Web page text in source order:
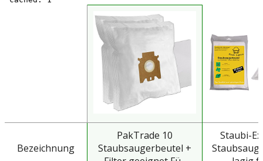
Bezeichnung
PakTrade 10
Staubsaugerbeutel +
Staubi-